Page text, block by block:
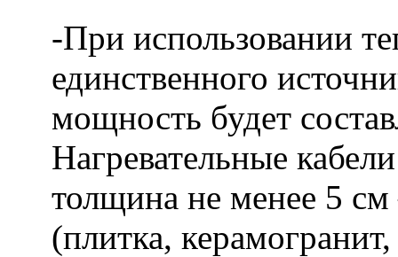
-При использовании
единственного
мощность будет
Нагревательные
толщина не менее 5
(плитка,